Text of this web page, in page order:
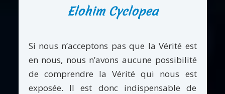
Elohim Cyclopea
Si nous n’acceptons pas que la Vérité est
en nous, nous n’avons aucune possibilité
de comprendre la Vérité qui nous est
exposée. Il est donc indispensable de